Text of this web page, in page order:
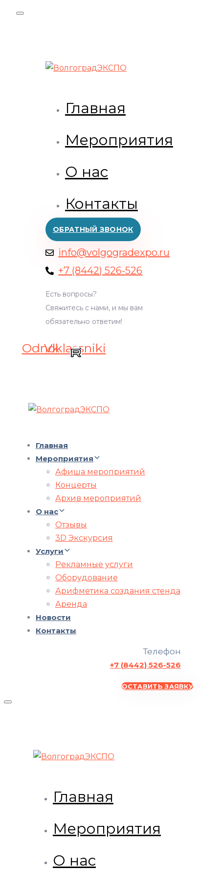
Skip
Skip
Главная
Мероприятия
О нас
Контакты
ОБРАТНЫЙ ЗВОНОК
info@volgogradexpo.ru
+7 (8442) 526-526
Есть вопросы?
Свяжитесь с нами, и мы вам
обязательно ответим!
Vk
Odnoklassniki
Главная
Мероприятия
Афиша мероприятий
Концерты
Архив мероприятий
О нас
Отзывы
3D Экскурсия
Услуги
Рекламные услуги
Оборудование
Арифметика создания стенда
Аренда
Новости
Контакты
Телефон
+7 (8442) 526-526
ОСТАВИТЬ ЗАЯВКУ
Главная
Мероприятия
О нас